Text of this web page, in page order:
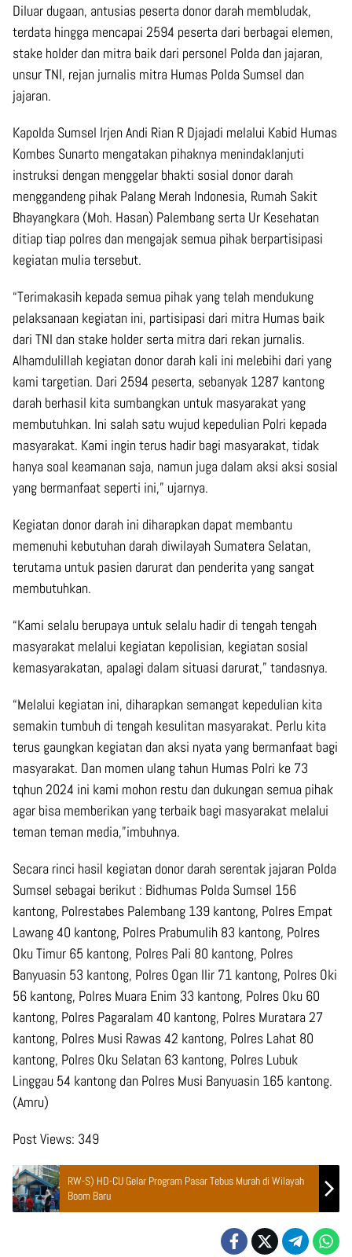
Diluar dugaan, antusias peserta donor darah membludak,
terdata hingga mencapai 2594 peserta dari berbagai elemen,
stake holder dan mitra baik dari personel Polda dan jajaran,
unsur TNI, rejan jurnalis mitra Humas Polda Sumsel dan
jajaran.
Kapolda Sumsel Irjen Andi Rian R Djajadi melalui Kabid Humas
Kombes Sunarto mengatakan pihaknya menindaklanjuti
instruksi dengan menggelar bhakti sosial donor darah
menggandeng pihak Palang Merah Indonesia, Rumah Sakit
Bhayangkara (Moh. Hasan) Palembang serta Ur Kesehatan
ditiap tiap polres dan mengajak semua pihak berpartisipasi
kegiatan mulia tersebut.
“Terimakasih kepada semua pihak yang telah mendukung
pelaksanaan kegiatan ini, partisipasi dari mitra Humas baik
dari TNI dan stake holder serta mitra dari rekan jurnalis.
Alhamdulillah kegiatan donor darah kali ini melebihi dari yang
kami targetian. Dari 2594 peserta, sebanyak 1287 kantong
darah berhasil kita sumbangkan untuk masyarakat yang
membutuhkan. Ini salah satu wujud kepedulian Polri kepada
masyarakat. Kami ingin terus hadir bagi masyarakat, tidak
hanya soal keamanan saja, namun juga dalam aksi aksi sosial
yang bermanfaat seperti ini,” ujarnya.
Kegiatan donor darah ini diharapkan dapat membantu
memenuhi kebutuhan darah diwilayah Sumatera Selatan,
terutama untuk pasien darurat dan penderita yang sangat
membutuhkan.
“Kami selalu berupaya untuk selalu hadir di tengah tengah
masyarakat melalui kegiatan kepolisian, kegiatan sosial
kemasyarakatan, apalagi dalam situasi darurat,” tandasnya.
“Melalui kegiatan ini, diharapkan semangat kepedulian kita
semakin tumbuh di tengah kesulitan masyarakat. Perlu kita
terus gaungkan kegiatan dan aksi nyata yang bermanfaat bagi
masyarakat. Dan momen ulang tahun Humas Polri ke 73
tqhun 2024 ini kami mohon restu dan dukungan semua pihak
agar bisa memberikan yang terbaik bagi masyarakat melalui
teman teman media,”imbuhnya.
Secara rinci hasil kegiatan donor darah serentak jajaran Polda
Sumsel sebagai berikut : Bidhumas Polda Sumsel 156
kantong, Polrestabes Palembang 139 kantong, Polres Empat
Lawang 40 kantong, Polres Prabumulih 83 kantong, Polres
Oku Timur 65 kantong, Polres Pali 80 kantong, Polres
Banyuasin 53 kantong, Polres Ogan Ilir 71 kantong, Polres Oki
56 kantong, Polres Muara Enim 33 kantong, Polres Oku 60
kantong, Polres Pagaralam 40 kantong, Polres Muratara 27
kantong, Polres Musi Rawas 42 kantong, Polres Lahat 80
kantong, Polres Oku Selatan 63 kantong, Polres Lubuk
Linggau 54 kantong dan Polres Musi Banyuasin 165 kantong.
(Amru)
Post Views: 349
RW-S) HD-CU Gelar Program Pasar Tebus Murah di Wilayah
Boom Baru